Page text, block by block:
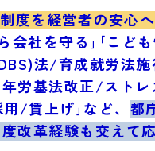
問合せ
度を経営者の安心へ
会社を守る｣｢こど
法/育成就労法施
年労基法改正/ストレ
/賃上げ｣など、 都
改革経験も交えて